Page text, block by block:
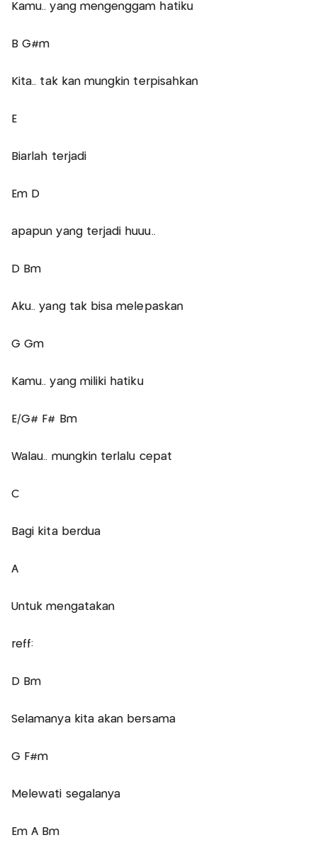
Kamu.. yang mengenggam hatiku
B G#m
Kita.. tak kan mungkin terpisahkan
E
Biarlah terjadi
Em D
apapun yang terjadi huuu..
D Bm
Aku.. yang tak bisa melepaskan
G Gm
Kamu.. yang miliki hatiku
E/G# F# Bm
Walau.. mungkin terlalu cepat
C
Bagi kita berdua
A
Untuk mengatakan
reff:
D Bm
Selamanya kita akan bersama
G F#m
Melewati segalanya
Em A Bm